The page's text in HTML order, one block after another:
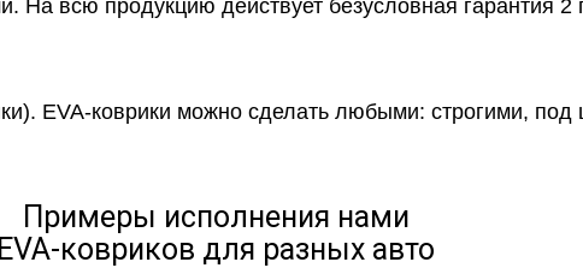
На всю продукцию действует безусловная гарантия 2
EVA-коврики можно сделать любыми: строгими, под
Примеры исполнения нами
EVA-ковриков для разных авто